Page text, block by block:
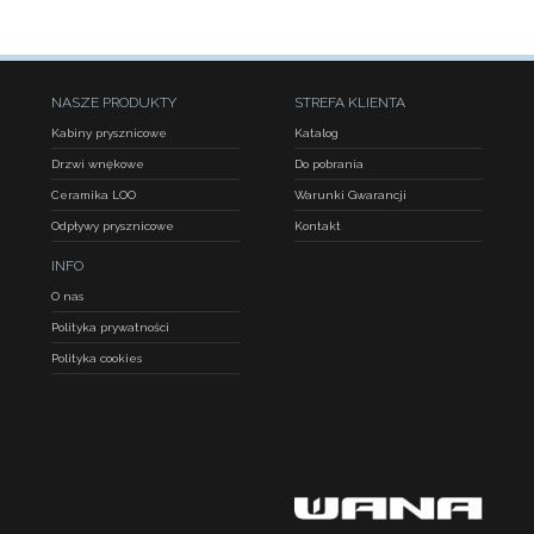
NASZE PRODUKTY
Kabiny prysznicowe
Drzwi wnękowe
Ceramika LOO
Odpływy prysznicowe
STREFA KLIENTA
Katalog
Do pobrania
Warunki Gwarancji
Kontakt
INFO
O nas
Polityka prywatności
Polityka cookies